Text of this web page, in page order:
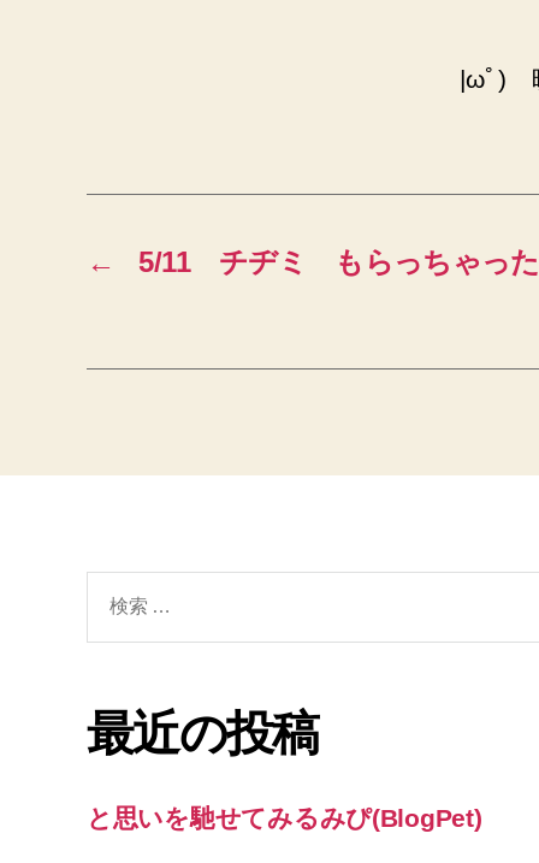
|ωﾟ)
← 5/11 チヂミ もらっちゃっ
最近の投稿
と思いを馳せてみるみぴ(BlogPet)